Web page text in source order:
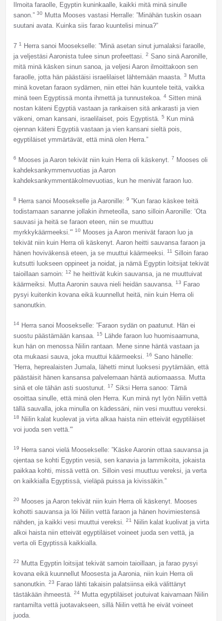
Ilmoita faraolle, Egyptin kuninkaalle, kaikki mitä minä sinulle
sanon.” 30
Mutta Mooses vastasi Herralle: ”Minähän tuskin osaan
suutani avata. Kuinka siis farao kuuntelisi minua?”
7 1
Herra sanoi Moosekselle: ”Minä asetan sinut jumalaksi faraolle,
ja veljestäsi Aaronista tulee sinun profeettasi. 2 Sano sinä Aaronille,
mitä minä käsken sinun sanoa, ja veljesi Aaron ilmoittakoon sen
faraolle, jotta hän päästäisi israelilaiset lähtemään maasta. 3
Mutta
minä kovetan faraon sydämen, niin ettei hän kuuntele teitä, vaikka
minä teen Egyptissä monta ihmettä ja tunnustekoa. 4Sitten minä
nostan käteni Egyptiä vastaan ja rankaisen sitä ankarasti ja vien
väkeni, oman kansani, israelilaiset, pois Egyptistä. 5
Kun minä
ojennan käteni Egyptiä vastaan ja vien kansani sieltä pois,
egyptiläiset ymmärtävät, että minä olen Herra.”
6 Mooses ja Aaron tekivät niin kuin Herra oli käskenyt. 7
Mooses oli
kahdeksankymmenvuotias ja Aaron
kahdeksankymmentäkolmevuotias, kun he menivät faraon luo.
8 Herra sanoi Moosekselle ja Aaronille: 9 ”Kun farao käskee teitä
todistamaan sananne jollakin ihmeteolla, sano silloin Aaronille: ’Ota
sauvasi ja heitä se faraon eteen, niin se muuttuu
myrkkykäärmeeksi.'” 10
Mooses ja Aaron menivät faraon luo ja
tekivät niin kuin Herra oli käskenyt. Aaron heitti sauvansa faraon ja
hänen hoviväkensä eteen, ja se muuttui käärmeeksi. 11 Silloin farao
kutsutti luokseen oppineet ja noidat, ja nämä Egyptin loitsijat tekivät
taioillaan samoin: 12
he heittivät kukin sauvansa, ja ne muuttuivat
käärmeiksi. Mutta Aaronin sauva nieli heidän sauvansa. 13
Farao
pysyi kuitenkin kovana eikä kuunnellut heitä, niin kuin Herra oli
sanonutkin.
14Herra sanoi Moosekselle: ”Faraon sydän on paatunut. Hän ei
suostu päästämään kansaa. 15
Lähde faraon luo huomisaamuna,
kun hän on menossa Niilin rantaan. Mene sinne häntä vastaan ja
ota mukaasi sauva, joka muuttui käärmeeksi. 16 Sano hänelle:
’Herra, heprealaisten Jumala, lähetti minut luoksesi pyytämään, että
päästäisit hänen kansansa palvelemaan häntä autiomaassa. Mutta
sinä et ole tähän asti suostunut. 17 Siksi Herra sanoo: Tämä
osoittaa sinulle, että minä olen Herra. Kun minä nyt lyön Niilin vettä
tällä sauvalla, joka minulla on kädessäni, niin vesi muuttuu vereksi.
18
Niilin kalat kuolevat ja virta alkaa haista niin etteivät egyptiläiset
voi juoda sen vettä.'”
19
Herra sanoi vielä Moosekselle: ”Käske Aaronin ottaa sauvansa ja
ojentaa se kohti Egyptin vesiä, sen kanavia ja lammikoita, jokaista
paikkaa kohti, missä vettä on. Silloin vesi muuttuu vereksi, ja verta
on kaikkialla Egyptissä, vieläpä puissa ja kivissäkin.”
20
Mooses ja Aaron tekivät niin kuin Herra oli käskenyt. Mooses
kohotti sauvansa ja löi Niilin vettä faraon ja hänen hovimiestensä
nähden, ja kaikki vesi muuttui vereksi. 21
Niilin kalat kuolivat ja virta
alkoi haista niin etteivät egyptiläiset voineet juoda sen vettä, ja
verta oli Egyptissä kaikkialla.
22
Mutta Egyptin loitsijat tekivät samoin taioillaan, ja farao pysyi
kovana eikä kuunnellut Moosesta ja Aaronia, niin kuin Herra oli
sanonutkin. 23
Farao lähti takaisin palatsiinsa eikä välittänyt
tästäkään ihmeestä. 24Mutta egyptiläiset joutuivat kaivamaan Niilin
rantamilta vettä juotavakseen, sillä Niilin vettä he eivät voineet
juoda.